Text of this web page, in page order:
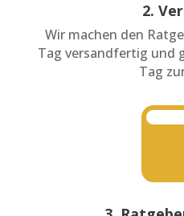
2.
Wir machen den
Tag versandfertig und
Tag